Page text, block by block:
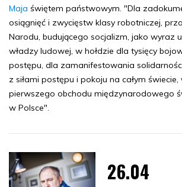
Maja świętem państwowym. "Dla
osiągnięć i zwycięstw klasy robotniczej,
Narodu, budującego socjalizm, jako wyraz
władzy ludowej, w hołdzie dla tysięcy
postępu, dla zamanifestowania
z siłami postępu i pokoju na całym
pierwszego obchodu międzynarodowego
w Polsce".
26.04